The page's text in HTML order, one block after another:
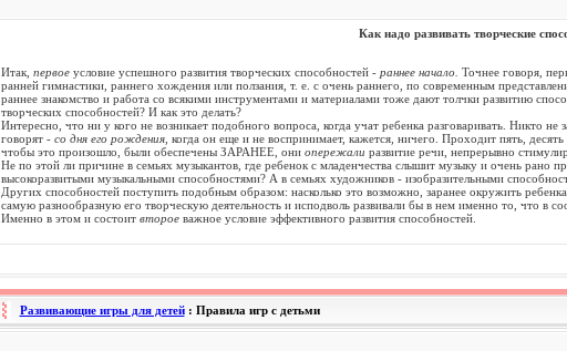
Как надо развивать творческие
Итак, первое условие успешного развития творческих способностей - раннее начало. Точнее говоря,
ранней гимнастики, раннего хождения или ползания, т. е. с очень раннего, по современным
раннее знакомство и работа со всякими инструментами и материалами тоже дают толчки развитию
творческих способностей? И как это делать?
Интересно, что ни у кого не возникает подобного вопроса, когда учат ребенка разговаривать. Никто
говорят - со дня его рождения, когда он еще и не воспринимает, кажется, ничего. Проходит пять,
чтобы это произошло, были обеспечены ЗАРАНЕЕ, они опережали развитие речи, непрерывно
Не по этой ли причине в семьях музыкантов, где ребенок с младенчества слышит музыку и очень рано
высокоразвитыми музыкальными способностями? А в семьях художников - изобразительными
Других способностей поступить подобным образом: насколько это возможно, заранее окружить
самую разнообразную его творческую деятельность и исподволь развивали бы в нем именно то, что в
Именно в этом и состоит второе важное условие эффективного развития способностей.
Развивающие игры для детей : Правила игр с детьми